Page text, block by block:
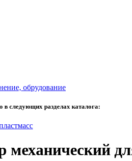
обрудование
в следующих разделах каталога:
механический